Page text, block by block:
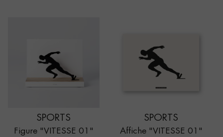
SPORTS
Figure "VITESSE 01"
SPORTS
Affiche "VITESSE 01"